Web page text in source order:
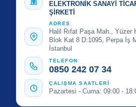
ELEKTRONİK SANAYİ
ŞİRKETİ
ADRES
Halil Rıfat Paşa Mah., Yüzer
Blok Kat 8 D:1095, Perpa İş
İstanbul
TELEFON
0850 242 07 34
ÇALIŞMA SAATLERİ
Pazartesi - Cuma: 09:00 -